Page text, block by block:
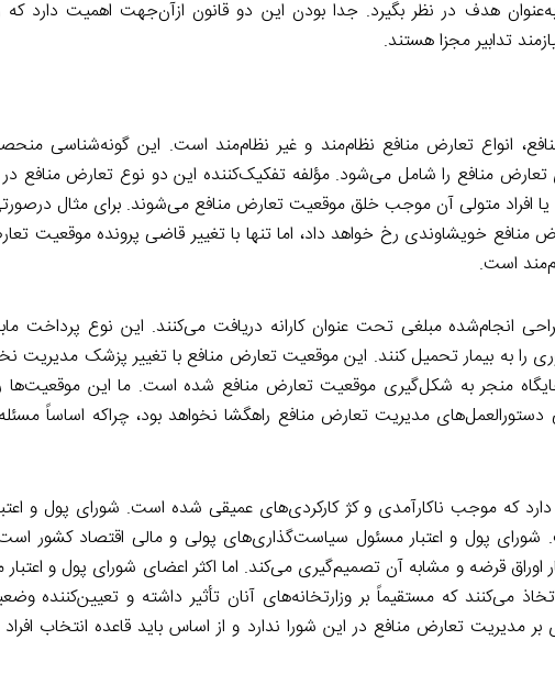
به‌عنوان هدف در نظر بگیرد. جدا بودن این دو قانون ازآن‌جهت اهمیت دارد
تدابیر مجزا هستند.
انواع تعارض منافع نظام‌مند و غیر نظام‌مند است. این گونه‌شناسی
منافع را شامل می‌شود. مؤلفه تفکیک‌کننده این دو نوع تعارض منافع
یا افراد متولی آن موجب خلق موقعیت تعارض منافع می‌شوند. برای مثال
منافع خویشاوندی رخ خواهد داد، اما تنها با تغییر قاضی پرونده موقعیت
است.
انجام‌شده مبلغی تحت عنوان کارانه دریافت می‌کنند. این نوع پرداخت
به بیمار تحمیل کنند. این موقعیت تعارض منافع با تغییر پزشک مدیریت
منجر به شکل‌گیری موقعیت تعارض منافع شده است. ما این موقعیت‌ها
مدیریت تعارض منافع راهگشا نخواهد بود، چراکه اساساً
که موجب ناکارآمدی و کژ کارکردی‌های عمیقی شده است. شورای پول و
پول و اعتبار مسئول سیاست‌گذاری‌های پولی و مالی اقتصاد کشور است
قرضه و مشابه آن تصمیم‌گیری می‌کند. اما اکثر اعضای شورای پول و
می‌کنند که مستقیماً بر وزارتخانه‌های آنان تأثیر داشته و تعیین‌کننده
تعارض منافع در این شورا ندارد و از اساس باید قاعده انتخاب افراد